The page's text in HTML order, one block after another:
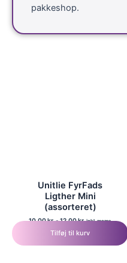
pakkeshop.
Unitlie FyrFads
Ligther Mini
(assorteret)
10,00kr.-12,00kr. inkl. moms
Tilføj til kurv